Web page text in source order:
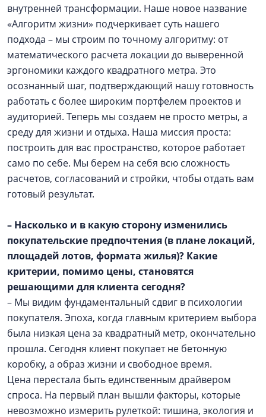
внутренней трансформации. Наше новое название
«Алгоритм жизни» подчеркивает суть нашего
подхода – мы строим по точному алгоритму: от
математического расчета локации до выверенной
эргономики каждого квадратного метра. Это
осознанный шаг, подтверждающий нашу готовность
работать с более широким портфелем проектов и
аудиторией. Теперь мы создаем не просто метры, а
среду для жизни и отдыха. Наша миссия проста:
построить для вас пространство, которое работает
само по себе. Мы берем на себя всю сложность
расчетов, согласований и стройки, чтобы отдать вам
готовый результат.
– Насколько и в какую сторону изменились
покупательские предпочтения (в плане локаций,
площадей лотов, формата жилья)? Какие
критерии, помимо цены, становятся
решающими для клиента сегодня?
– Мы видим фундаментальный сдвиг в психологии
покупателя. Эпоха, когда главным критерием выбора
была низкая цена за квадратный метр, окончательно
прошла. Сегодня клиент покупает не бетонную
коробку, а образ жизни и свободное время.
Цена перестала быть единственным драйвером
спроса. На первый план вышли факторы, которые
невозможно измерить рулеткой: тишина, экология и